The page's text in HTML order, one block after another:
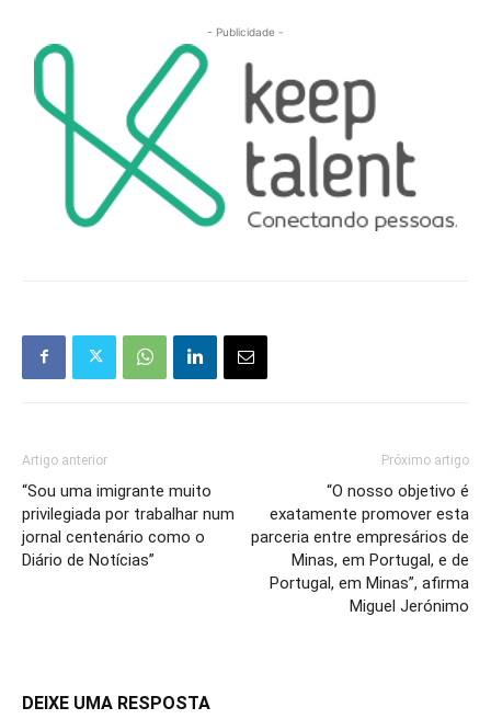
- Publicidade -
Artigo anterior
“Sou uma imigrante muito
privilegiada por trabalhar num
jornal centenário como o
Diário de Notícias”
Próximo artigo
“O nosso objetivo é
exatamente promover esta
parceria entre empresários de
Minas, em Portugal, e de
Portugal, em Minas”, afirma
Miguel Jerónimo
DEIXE UMA RESPOSTA